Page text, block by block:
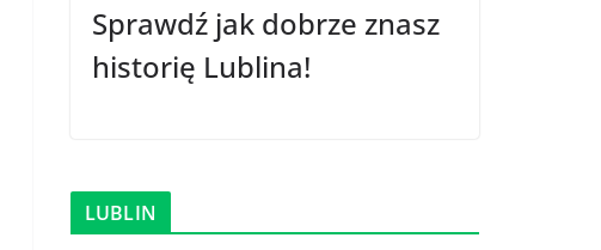
Sprawdź jak dobrze znasz
historię Lublina!
LUBLIN